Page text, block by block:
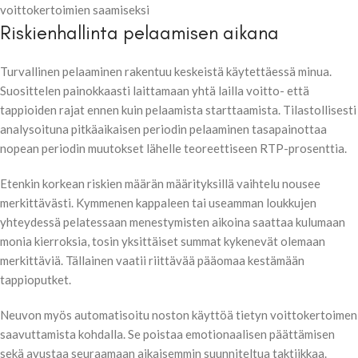
voittokertoimien saamiseksi
Riskienhallinta pelaamisen aikana
Turvallinen pelaaminen rakentuu keskeistä käytettäessä minua.
Suosittelen painokkaasti laittamaan yhtä lailla voitto- että
tappioiden rajat ennen kuin pelaamista starttaamista. Tilastollisesti
analysoituna pitkäaikaisen periodin pelaaminen tasapainottaa
nopean periodin muutokset lähelle teoreettiseen RTP-prosenttia.
Etenkin korkean riskien määrän määrityksillä vaihtelu nousee
merkittävästi. Kymmenen kappaleen tai useamman loukkujen
yhteydessä pelatessaan menestymisten aikoina saattaa kulumaan
monia kierroksia, tosin yksittäiset summat kykenevät olemaan
merkittäviä. Tällainen vaatii riittävää pääomaa kestämään
tappioputket.
Neuvon myös automatisoitu noston käyttöä tietyn voittokertoimen
saavuttamista kohdalla. Se poistaa emotionaalisen päättämisen
sekä avustaa seuraamaan aikaisemmin suunniteltua taktiikkaa.